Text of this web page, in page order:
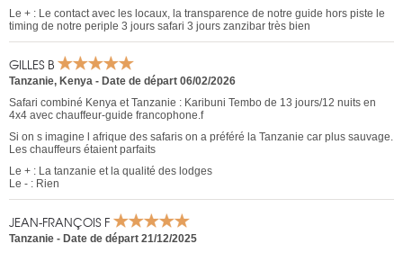
Le + : Le contact avec les locaux, la transparence de notre guide hors piste le
timing de notre periple 3 jours safari 3 jours zanzibar très bien
GILLES B
Tanzanie, Kenya - Date de départ 06/02/2026
Safari combiné Kenya et Tanzanie : Karibuni Tembo de 13 jours/12 nuits en
4x4 avec chauffeur-guide francophone.f
Si on s imagine l afrique des safaris on a préféré la Tanzanie car plus sauvage.
Les chauffeurs étaient parfaits
Le + : La tanzanie et la qualité des lodges
Le - : Rien
JEAN-FRANÇOIS F
Tanzanie - Date de départ 21/12/2025